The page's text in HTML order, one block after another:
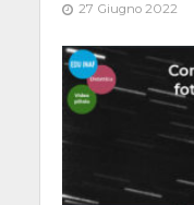
27 Giugno 2022